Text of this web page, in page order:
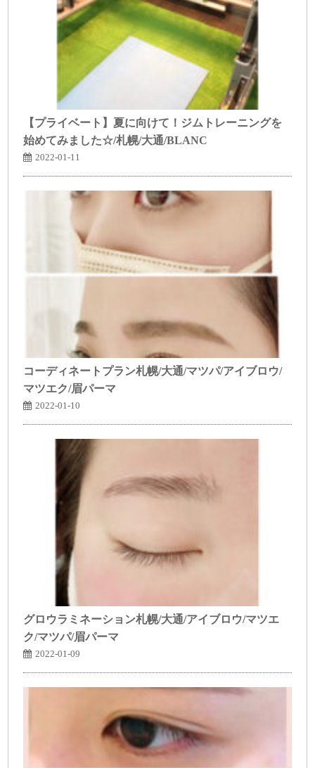
【プライベート】夏に向けて！ジムトレーニングを
始めてみました☆/札幌/大通/BLANC
2022-01-11
コーディネートプラン札幌/大通/マツパ/アイブロウ/
マツエク/眉パーマ
2022-01-10
グロウラミネーション札幌/大通/アイブロウ/マツエ
ク/マツパ/眉パーマ
2022-01-09